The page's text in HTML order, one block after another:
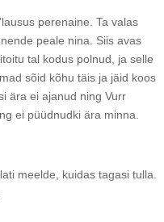
perenaine. Ta valas
peale nina. Siis avas
tal kodus polnud, ja selle
sõid kõhu täis ja jäid koos
ära ei ajanud ning Vurr
ei püüdnudki ära minna.
meelde, kuidas tagasi tulla.